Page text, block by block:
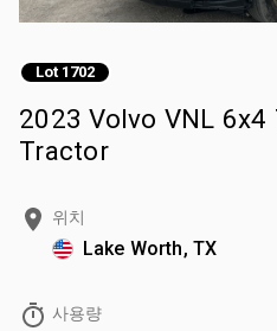
Lot 1702
2023 Volvo VNL
Tractor
위치
Lake Worth, TX
사용량